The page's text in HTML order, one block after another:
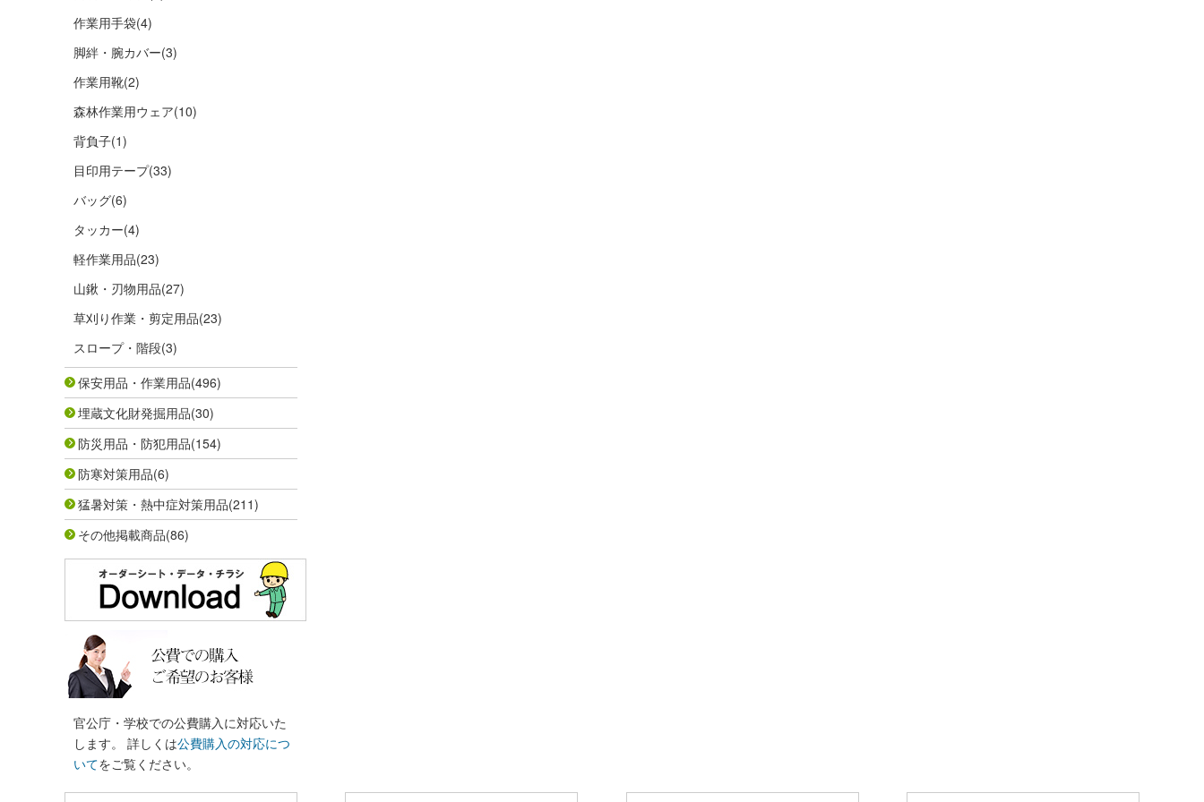
作業用手袋(4)
脚絆・腕カバー(3)
作業用靴(2)
森林作業用ウェア(10)
背負子(1)
目印用テープ(33)
バッグ(6)
タッカー(4)
軽作業用品(23)
山鍬・刃物用品(27)
草刈り作業・剪定用品(23)
スロープ・階段(3)
保安用品・作業用品(496)
埋蔵文化財発掘用品(30)
防災用品・防犯用品(154)
防寒対策用品(6)
猛暑対策・熱中症対策用品(211)
その他掲載商品(86)
官公庁・学校での公費購入に対応いた
します。 詳しくは公費購入の対応につ
いてをご覧ください。